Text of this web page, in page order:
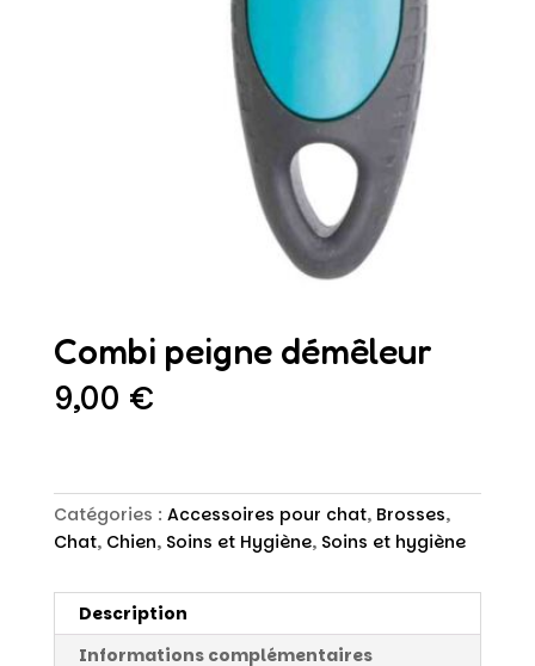
Combi peigne démêleur
9,00 €
Catégories : Accessoires pour chat, Brosses,
Chat, Chien, Soins et Hygiène, Soins et hygiène
Description
Informations complémentaires